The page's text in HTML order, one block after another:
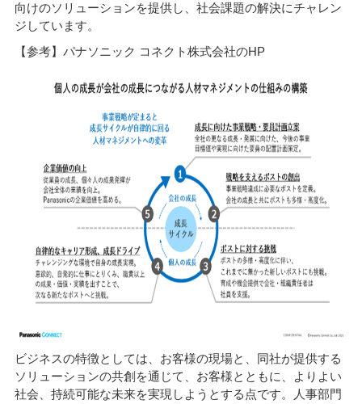
向けのソリューションを提供し、社会課題の解決にチャレン
ジしています。
【参考】パナソニック コネクト株式会社のHP
ビジネスの特徴としては、お客様の現場と、同社が提供する
ソリューションの共創を通じて、お客様とともに、よりよい
社会、持続可能な未来を実現しようとする点です。人事部門